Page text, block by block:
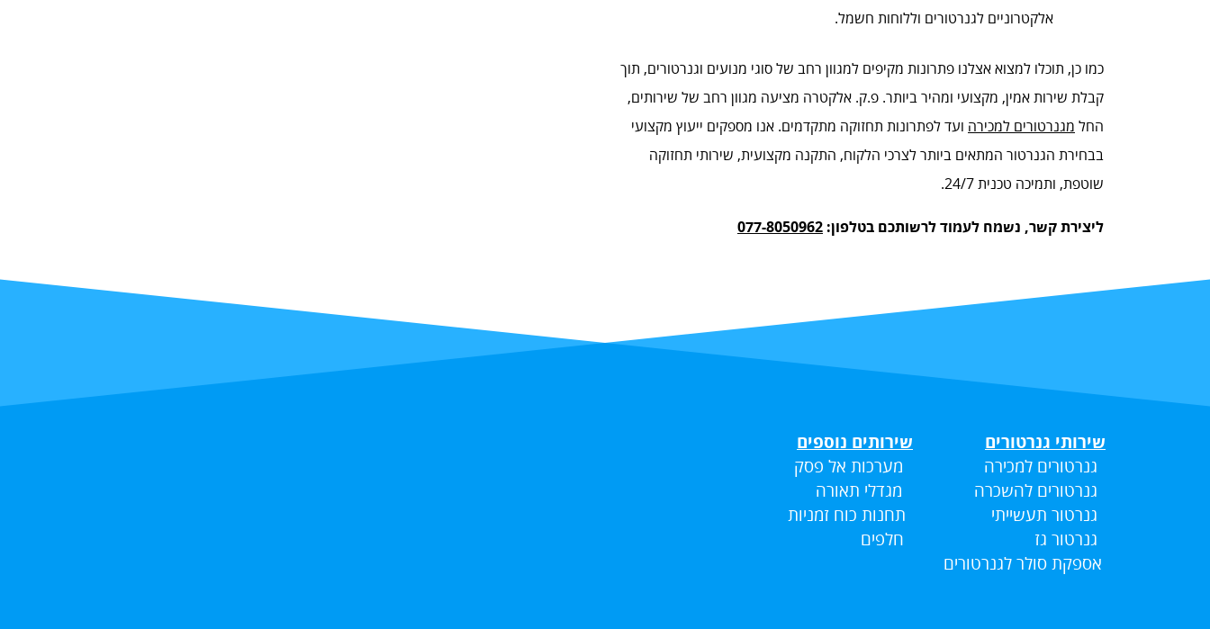
אלקטרוניים לגנרטורים וללוחות חשמל.
כמו כן, תוכלו למצוא אצלנו פתרונות מקיפים למגוון רחב של סוגי מנועים וגנרטורים, תוך
קבלת שירות אמין, מקצועי ומהיר ביותר. פ.ק. אלקטרה מציעה מגוון רחב של שירותים,
החל מגנרטורים למכירה ועד לפתרונות תחזוקה מתקדמים. אנו מספקים ייעוץ מקצועי
בבחירת הגנרטור המתאים ביותר לצרכי הלקוח, התקנה מקצועית, שירותי תחזוקה
שוטפת, ותמיכה טכנית 24/7.
ליצירת קשר, נשמח לעמוד לרשותכם בטלפון: 077-8050962
שירותי גנרטורים
שירותים נוספים
גנרטורים למכירה
מערכות אל פסק
גנרטורים להשכרה
מגדלי תאורה
גנרטור תעשייתי
תחנות כוח זמניות
גנרטור גז
חלפים
אספקת סולר לגנרטורים